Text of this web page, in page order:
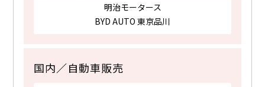
明治モータース
BYD AUTO 東京品川
国内／自動車販売